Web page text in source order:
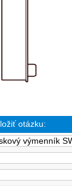
otázku: